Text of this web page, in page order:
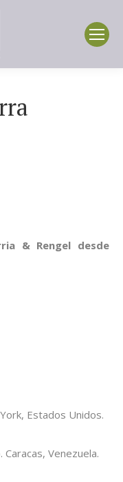
& Rengel desde
Estados Unidos.
Venezuela.